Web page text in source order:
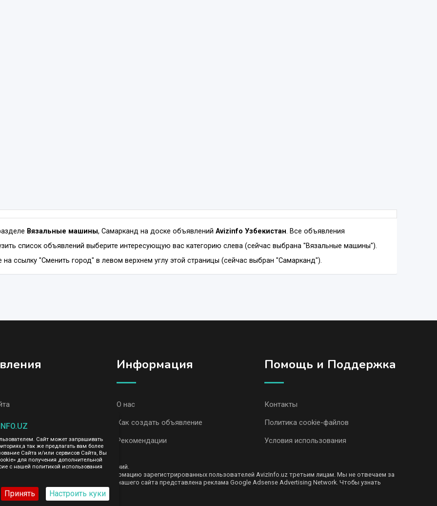
Вязальные машины, Самарканд на доске объявлений Avizinfo Узбекистан. Все объявления
список объявлений выберите интересующую вас категорию слева (сейчас выбрана "Вязальные машины").
ссылку "Сменить город" в левом верхнем углу этой страницы (сейчас выбран "Самарканд").
Самарканд
AvizInfo
Информация
О нас
Как создать объявление
Рекомендации
Помощь и Поддержка
Контакты
Политика cookie-файлов
Условия использования
за содержание размещенных объявлений.
передаем и не продаем личную информацию зарегистрированных пользователей AvizInfo.uz третьим лицам. Мы не отвечаем за
AvizInfo.uz. На некоторых страницах нашего сайта представлена реклама Google Adsense Advertising Network. Чтобы узнать
тут.
Сайт может запрашивать
так же предлагать вам более
Сайта и/или сервисов Сайта, Вы
для получения дополнительной
с нашей политикой использования
Принять Настроить куки